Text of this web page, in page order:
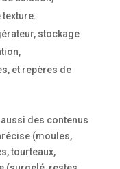
stockage
et repères de
des contenus
(moules,
tourteaux,